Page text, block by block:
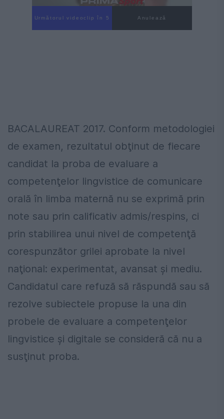
Următorul videoclip în 4 Anulează
BACALAUREAT 2017. Conform metodologiei
de examen, rezultatul obţinut de fiecare
candidat la proba de evaluare a
competenţelor lingvistice de comunicare
orală în limba maternă nu se exprimă prin
note sau prin calificativ admis/respins, ci
prin stabilirea unui nivel de competenţă
corespunzător grilei aprobate la nivel
naţional: experimentat, avansat şi mediu.
Candidatul care refuză să răspundă sau să
rezolve subiectele propuse la una din
probele de evaluare a competenţelor
lingvistice şi digitale se consideră că nu a
susţinut proba.